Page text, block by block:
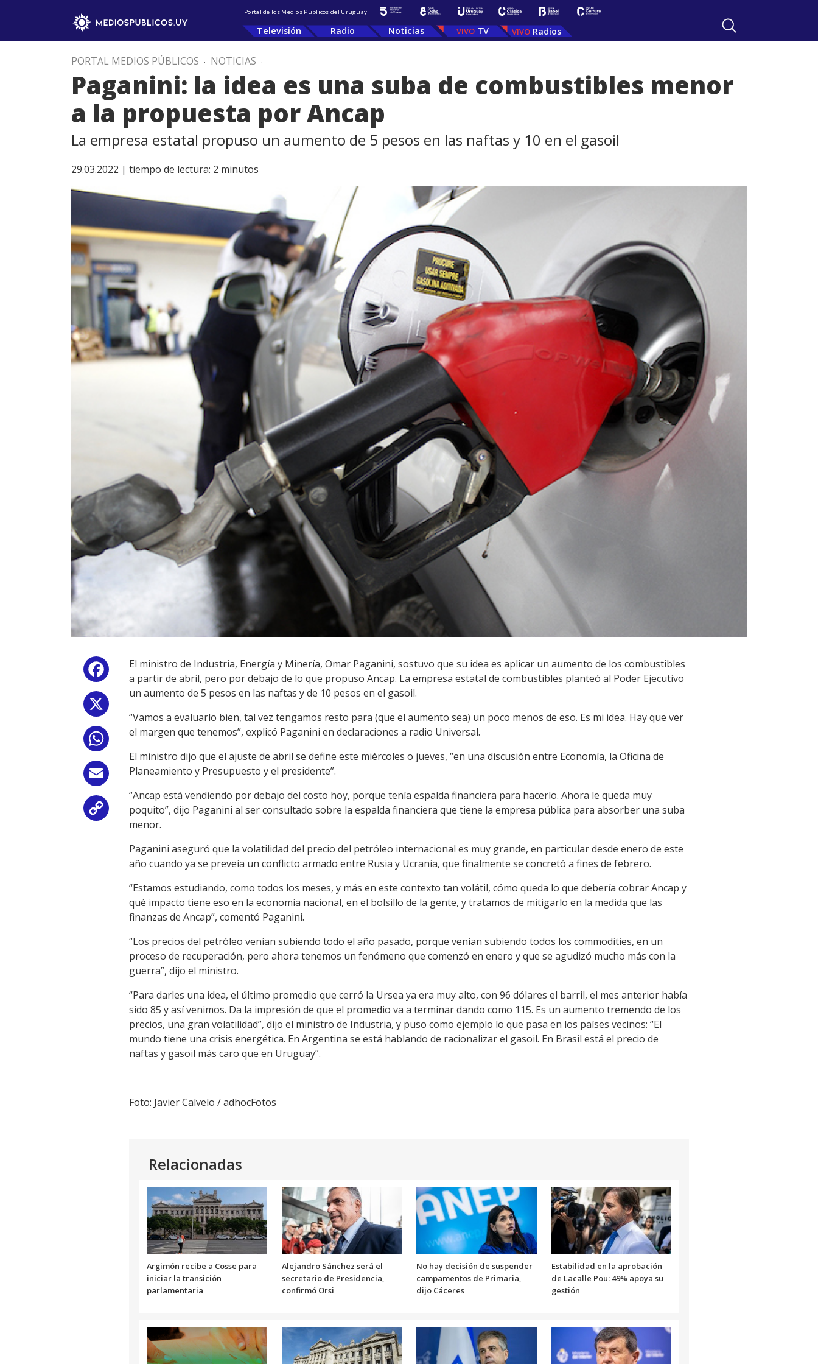
Portal de los Medios Públicos del Uruguay
Televisión Radio Noticias TV Radios
PORTAL MEDIOS PÚBLICOS . NOTICIAS .
Paganini: la idea es una suba de combustibles menor
a la propuesta por Ancap
La empresa estatal propuso un aumento de 5 pesos en las naftas y 10 en el gasoil
29.03.2022 | tiempo de lectura: 2 minutos
Facebook
WhatsApp
Email
Copy
El ministro de Industria, Energía y Minería, Omar Paganini, sostuvo que su idea es aplicar un aumento de los combustibles
a partir de abril, pero por debajo de lo que propuso Ancap. La empresa estatal de combustibles planteó al Poder Ejecutivo
un aumento de 5 pesos en las naftas y de 10 pesos en el gasoil.
“Vamos a evaluarlo bien, tal vez tengamos resto para (que el aumento sea) un poco menos de eso. Es mi idea. Hay que ver
el margen que tenemos”, explicó Paganini en declaraciones a radio Universal.
El ministro dijo que el ajuste de abril se define este miércoles o jueves, “en una discusión entre Economía, la Oficina de
Planeamiento y Presupuesto y el presidente”.
“Ancap está vendiendo por debajo del costo hoy, porque tenía espalda financiera para hacerlo. Ahora le queda muy
poquito”, dijo Paganini al ser consultado sobre la espalda financiera que tiene la empresa pública para absorber una suba
menor.
Paganini aseguró que la volatilidad del precio del petróleo internacional es muy grande, en particular desde enero de este
año cuando ya se preveía un conflicto armado entre Rusia y Ucrania, que finalmente se concretó a fines de febrero.
“Estamos estudiando, como todos los meses, y más en este contexto tan volátil, cómo queda lo que debería cobrar Ancap y
qué impacto tiene eso en la economía nacional, en el bolsillo de la gente, y tratamos de mitigarlo en la medida que las
finanzas de Ancap”, comentó Paganini.
“Los precios del petróleo venían subiendo todo el año pasado, porque venían subiendo todos los commodities, en un
proceso de recuperación, pero ahora tenemos un fenómeno que comenzó en enero y que se agudizó mucho más con la
guerra”, dijo el ministro.
“Para darles una idea, el último promedio que cerró la Ursea ya era muy alto, con 96 dólares el barril, el mes anterior había
sido 85 y así venimos. Da la impresión de que el promedio va a terminar dando como 115. Es un aumento tremendo de los
precios, una gran volatilidad”, dijo el ministro de Industria, y puso como ejemplo lo que pasa en los países vecinos: “El
mundo tiene una crisis energética. En Argentina se está hablando de racionalizar el gasoil. En Brasil está el precio de
naftas y gasoil más caro que en Uruguay”.
Foto: Javier Calvelo / adhocFotos
Relacionadas
Argimón recibe a Cosse para
iniciar la transición
parlamentaria
Alejandro Sánchez será el
secretario de Presidencia,
confirmó Orsi
No hay decisión de suspender
campamentos de Primaria,
dijo Cáceres
Estabilidad en la aprobación
de Lacalle Pou: 49% apoya su
gestión